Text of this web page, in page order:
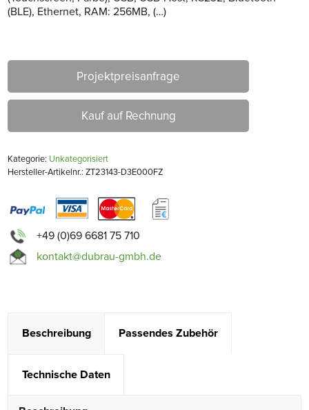
(BLE), Ethernet, RAM: 256MB, (…)
Projektpreisanfrage
Kauf auf Rechnung
Kategorie: Unkategorisiert
Hersteller-Artikelnr.: ZT23143-D3E000FZ
+49 (0)69 6681 75 710
kontakt@dubrau-gmbh.de
Beschreibung Passendes Zubehör
Technische Daten